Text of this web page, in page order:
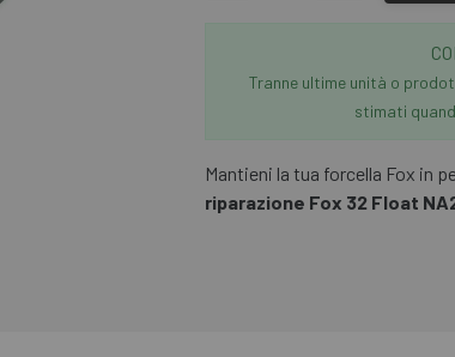
Tranne ultime unità o
stimati
Mantieni la tua forcella Fox in
riparazione Fox 32 Float